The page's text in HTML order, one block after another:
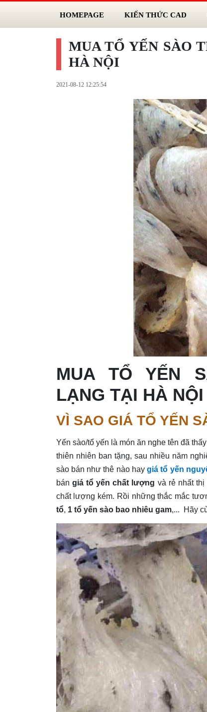
HOMEPAGE KIẾN THỨC CAD
MUA TỔ YẾN SÀO
HÀ NỘI
2021-08-12 12:25:54
MUA TỔ YẾN
LẠNG TẠI HÀ NỘI
VÌ SAO GIÁ TỔ YẾN
Yến sào/tổ yến là món ăn nghe tên đã
thiên nhiên ban tặng, sau nhiều năm
sào bán như thê nào haygiá tổ yến
bán giá tổ yến chất lượng và rẻ nhất
chất lượng kém. Rồi những thắc mắc
tổ, 1 tổ yến sào bao nhiêu gam,... Hãy